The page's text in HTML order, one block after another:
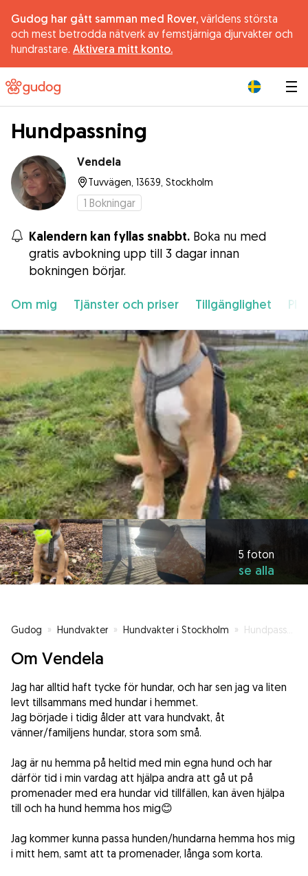
Gudog har gått samman med Rover, världens största
och mest betrodda nätverk av femstjärniga djurvakter och
hundrastare. Aktivera mitt konto.
Hundpassning
Vendela
Tuvvägen, 13639, Stockholm
1 Bokningar
Kalendern kan fyllas snabbt. Boka nu med
gratis avbokning upp till 3 dagar innan
bokningen börjar.
Om mig Tjänster och priser Tillgänglighet
5 foton
se alla
Gudog » Hundvakter » Hundvakter i Stockholm » Hundpassning
Om Vendela
Jag har alltid haft tycke för hundar, och har sen jag va liten
levt tillsammans med hundar i hemmet.
Jag började i tidig ålder att vara hundvakt, åt
vänner/familjens hundar, stora som små.
Jag är nu hemma på heltid med min egna hund och har
därför tid i min vardag att hjälpa andra att gå ut på
promenader med era hundar vid tillfällen, kan även hjälpa
till och ha hund hemma hos mig😊
Jag kommer kunna passa hunden/hundarna hemma hos mig
i mitt hem, samt att ta promenader, långa som korta.